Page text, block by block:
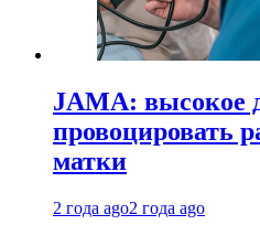
JAMA: высокое
провоцировать
матки
2 года ago2 года ago